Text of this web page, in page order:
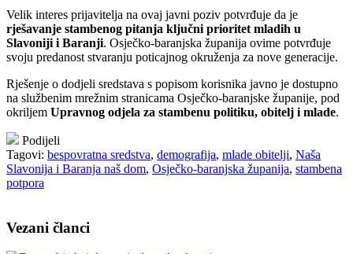
Velik interes prijavitelja na ovaj javni poziv potvrđuje da je
rješavanje stambenog pitanja ključni prioritet mladih u
Slavoniji i Baranji. Osječko-baranjska županija ovime potvrđuje
svoju predanost stvaranju poticajnog okruženja za nove generacije.
Rješenje o dodjeli sredstava s popisom korisnika javno je dostupno
na službenim mrežnim stranicama Osječko-baranjske županije, pod
okriljem Upravnog odjela za stambenu politiku, obitelj i mlade.
Podijeli
Tagovi: bespovratna sredstva, demografija, mlade obitelji, Naša
Slavonija i Baranja naš dom, Osječko-baranjska županija, stambena
potpora
Vezani članci